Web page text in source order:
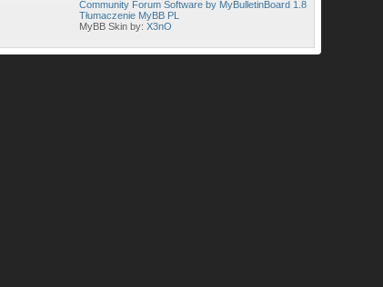
Community Forum Software by MyBulletinBoard 1.8
Tłumaczenie MyBB PL
MyBB Skin by:X3nO